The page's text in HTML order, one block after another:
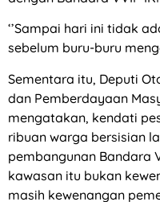
‘’Sampai hari ini tidak
sebelum buru-buru
Sementara itu, Deputi
dan Pemberdayaan
mengatakan, kendati
ribuan warga bersisian
pembangunan Bandara
kawasan itu bukan
masih kewenangan